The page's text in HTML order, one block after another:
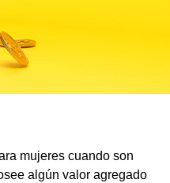
mujeres cuando son
algún valor agregado